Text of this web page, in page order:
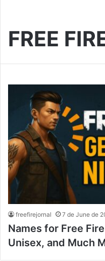
FREE
freefirejornal 7 de June de
Names for Free
Unisex, and Much